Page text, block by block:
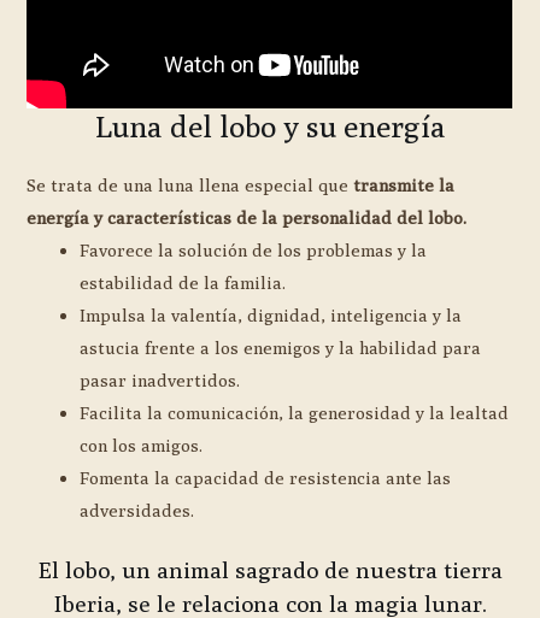
Luna del lobo y su energía
Se trata de una luna llena especial quetransmite la
energía y características de la personalidad del lobo.
Favorece la solución de los problemas y la
estabilidad de la familia.
Impulsa la valentía, dignidad, inteligencia y la
astucia frente a los enemigos y la habilidad para
pasar inadvertidos.
Facilita la comunicación, la generosidad y la lealtad
con los amigos.
Fomenta la capacidad de resistencia ante las
adversidades.
El lobo, un animal sagrado de nuestra tierra
Iberia, se le relaciona con la magia lunar.